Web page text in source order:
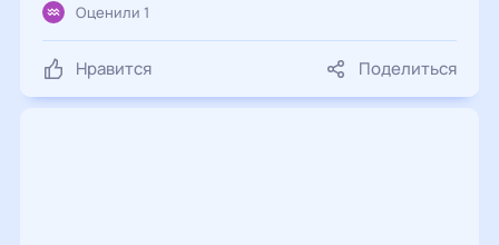
Нравится Поделиться
Оценили 1